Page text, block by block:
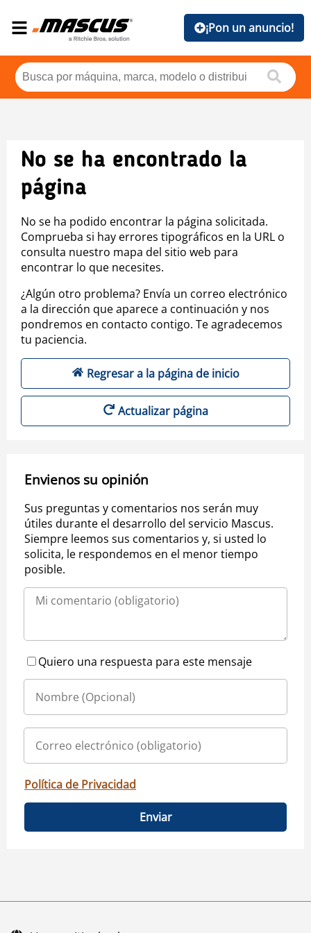
¡Pon un anuncio!
No se ha encontrado la
página
No se ha podido encontrar la página solicitada.
Comprueba si hay errores tipográficos en la URL o
consulta nuestro mapa del sitio web para
encontrar lo que necesites.
¿Algún otro problema? Envía un correo electrónico
a la dirección que aparece a continuación y nos
pondremos en contacto contigo. Te agradecemos
tu paciencia.
Regresar a la página de inicio
Actualizar página
Envienos su opinión
Sus preguntas y comentarios nos serán muy
útiles durante el desarrollo del servicio Mascus.
Siempre leemos sus comentarios y, si usted lo
solicita, le respondemos en el menor tiempo
posible.
Quiero una respuesta para este mensaje
Política de Privacidad
Enviar